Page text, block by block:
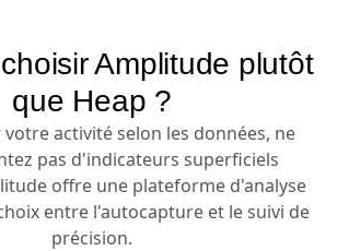
Amplitude plutôt
que Heap ?
activité selon les données, ne
pas d'indicateurs superficiels
offre une plateforme d'analyse
entre l'autocapture et le suivi de
précision.